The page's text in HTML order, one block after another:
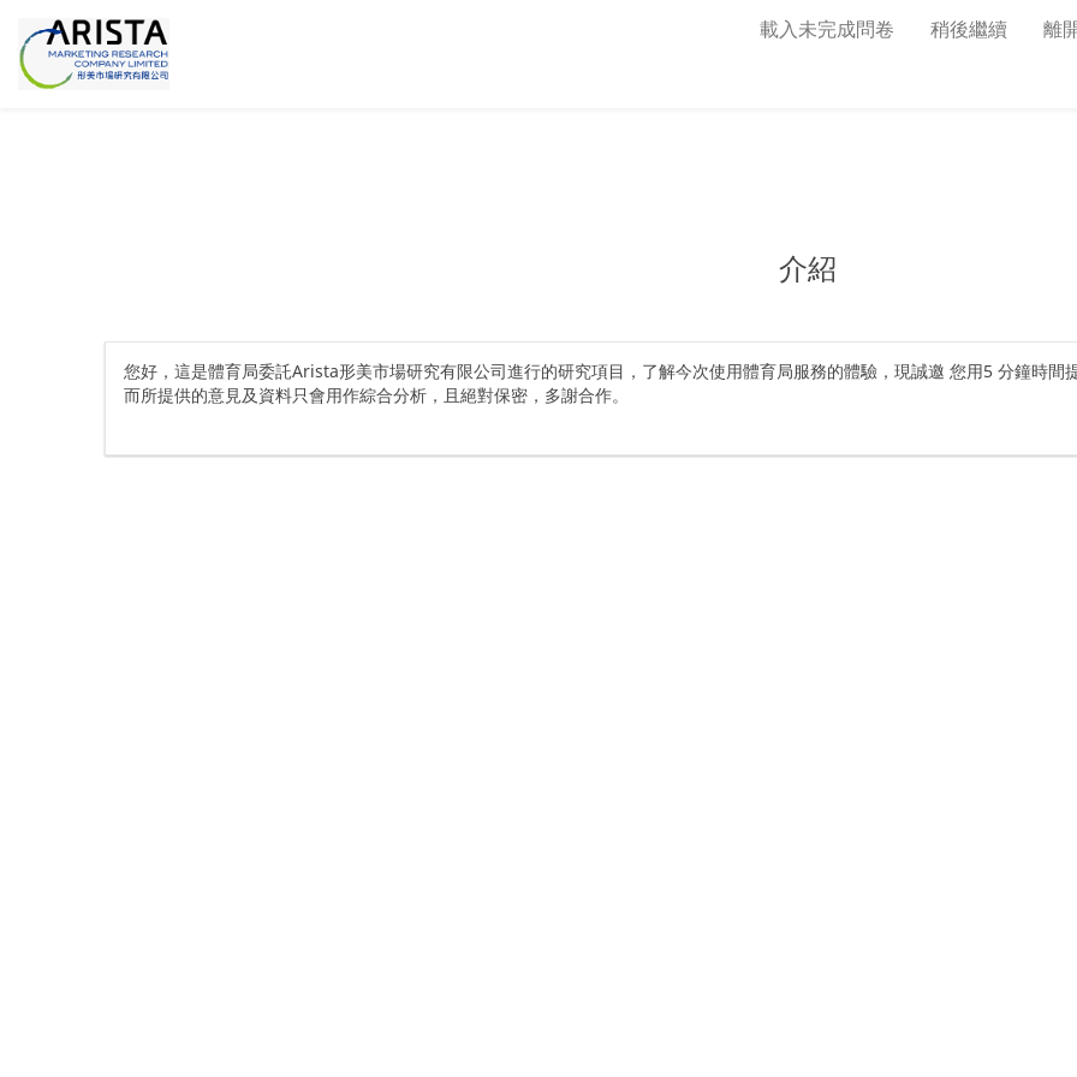
載入未完成問卷 稍後繼續 離
介紹
您好，這是體育局委託Arista形美市場研究有限公司進行的研究項目，了解今次使用體育局服務的體驗，現誠邀 您用5 分鐘時
而所提供的意見及資料只會用作綜合分析，且絕對保密，多謝合作。